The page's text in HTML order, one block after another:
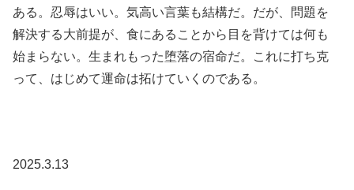
ある。忍辱はいい。気高い言葉も結構だ。だが、問題を
解決する大前提が、食にあることから目を背けては何も
始まらない。生まれもった堕落の宿命だ。これに打ち克
って、はじめて運命は拓けていくのである。
2025.3.13